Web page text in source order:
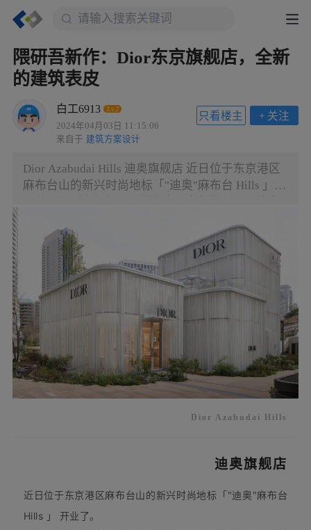
隈研吾新作：Dior东京旗舰店，全新
的建筑表皮
白工6913 Lv.2
2024年04月03日 11:15:06
来自于 建筑方案设计
+ 关注
只看楼主
Dior Azabudai Hills 迪奥旗舰店 近日位于东京港区
麻布台山的新兴时尚地标「"迪奥"麻布台 Hills 」
现代设计相结合，呈现出不同的时尚感。 旗舰店的
建筑外观采用了一种叠加的超细螺纹设计，这些
Dior Azabudai Hills
迪奥旗舰店
近日位于东京港区麻布台山的新兴时尚地标「"迪奥"麻布台
Hills 」 开业了。